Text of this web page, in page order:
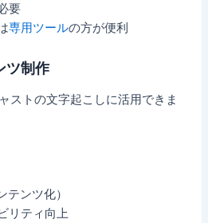
要
専用ツールの方が便利
ツ制作
ストの文字起こしに活用できま
テンツ化）
リティ向上